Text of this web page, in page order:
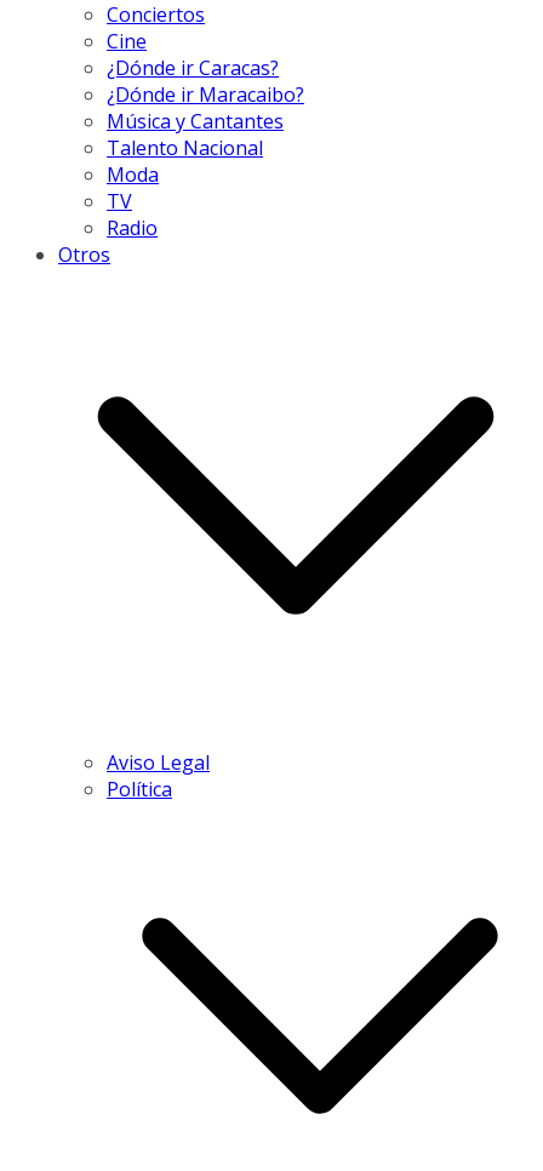
Conciertos
Cine
¿Dónde ir Caracas?
¿Dónde ir Maracaibo?
Música y Cantantes
Talento Nacional
Moda
TV
Radio
Otros
Aviso Legal
Política